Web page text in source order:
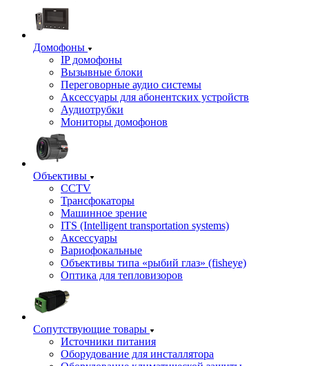
Домофоны
IP домофоны
Вызывные блоки
Переговорные аудио системы
Аксессуары для абонентских устройств
Аудиотрубки
Мониторы домофонов
Объективы
CCTV
Трансфокаторы
Машинное зрение
ITS (Intelligent transportation systems)
Аксессуары
Вариофокальные
Объективы типа «рыбий глаз» (fisheye)
Оптика для тепловизоров
Сопутствующие товары
Источники питания
Оборудование для инсталлятора